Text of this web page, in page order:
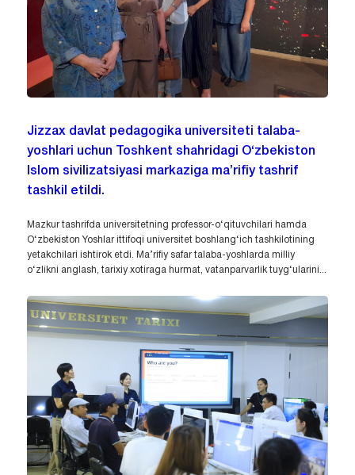
Jizzax davlat pedagogika universiteti talaba-
yoshlari uchun Toshkent shahridagi O‘zbekiston
Islom sivilizatsiyasi markaziga ma’rifiy tashrif
tashkil etildi.
Mazkur tashrifda universitetning professor-o‘qituvchilari hamda
O‘zbekiston Yoshlar ittifoqi universitet boshlang‘ich tashkilotining
yetakchilari ishtirok etdi. Ma’rifiy safar talaba-yoshlarda milliy
o‘zlikni anglash, tarixiy xotiraga hurmat, vatanparvarlik tuyg‘ularini...